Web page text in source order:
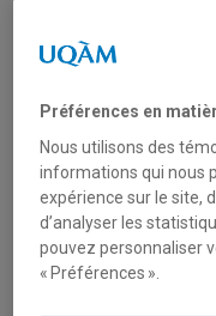
Conférence:
éducatives»
Collet
Préférences en
Nous utilisons des
informations qui nous
expérience sur le site,
d’analyser les
pouvez personnaliser
« Préférences ».